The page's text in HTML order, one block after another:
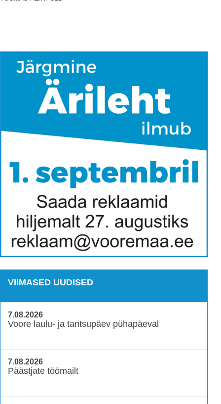
VIIMASED UUDISED
7.08.2026
Voore laulu- ja tantsupäev pühapäeval
7.08.2026
Päästjate töömailt